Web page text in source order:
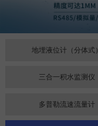
地埋液位计（分体式）
三合一积水监测仪
多普勒流速流量计